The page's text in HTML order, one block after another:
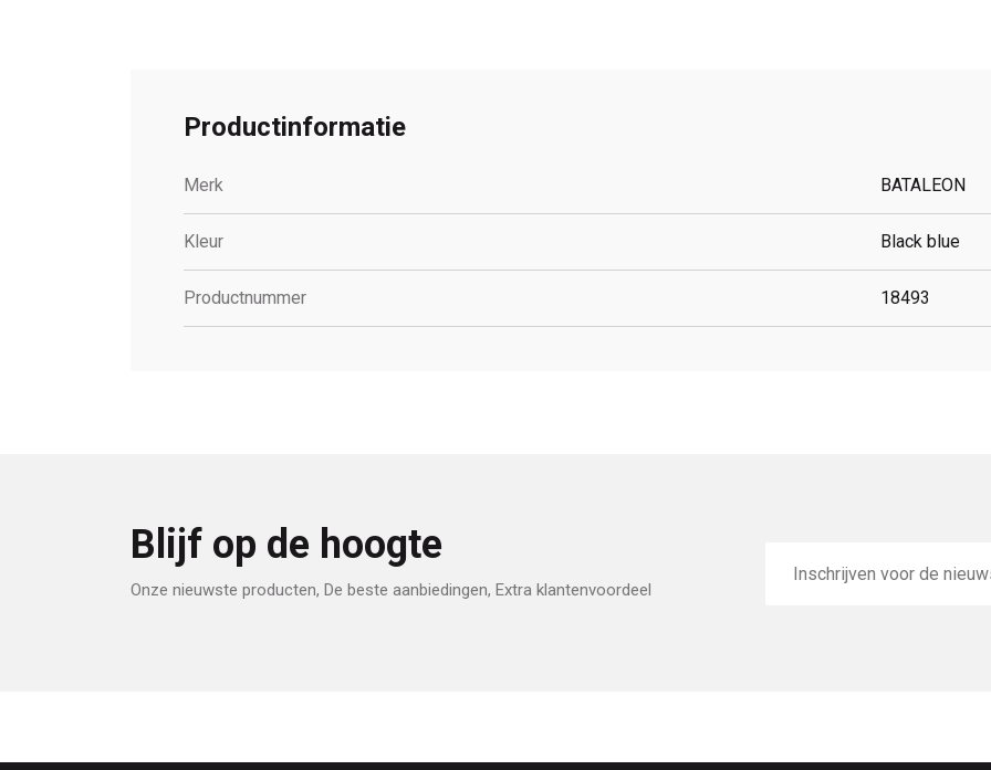
Productinformatie
Merk BATALEON
Kleur Black blue
Productnummer 18493
Blijf op de hoogte
Onze nieuwste producten, De beste aanbiedingen, Extra klantenvoordeel
mailadres